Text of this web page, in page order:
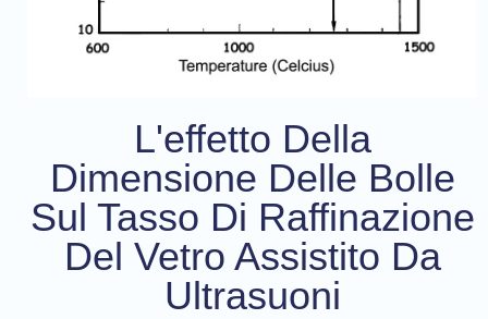
L'effetto Della
Dimensione Delle Bolle
Sul Tasso Di Raffinazione
Del Vetro Assistito Da
Ultrasuoni